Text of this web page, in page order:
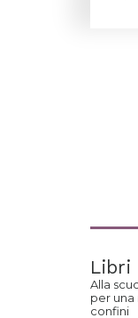
Libri
Alla
per una
confini